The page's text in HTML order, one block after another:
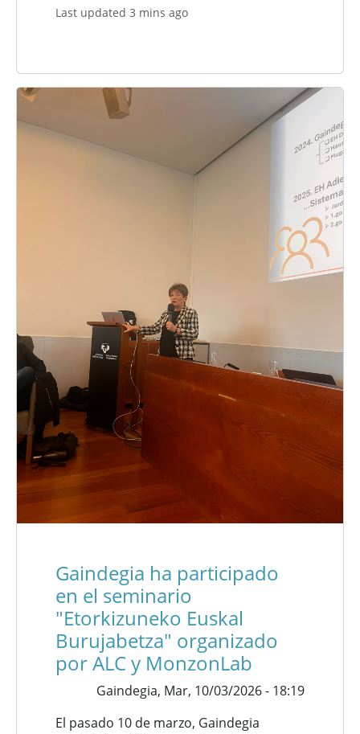
Last updated 3 mins ago
Gaindegia ha participado
en el seminario
"Etorkizuneko Euskal
Burujabetza" organizado
por ALC y MonzonLab
Gaindegia, Mar, 10/03/2026 - 18:19
El pasado 10 de marzo, Gaindegia